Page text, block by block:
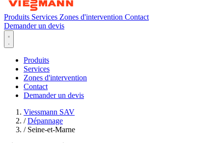
Produits Services Zones d'intervention Contact
Demander un devis
Produits
Services
Zones d'intervention
Contact
Demander un devis
Viessmann SAV
/ Dépannage
/ Seine-et-Marne